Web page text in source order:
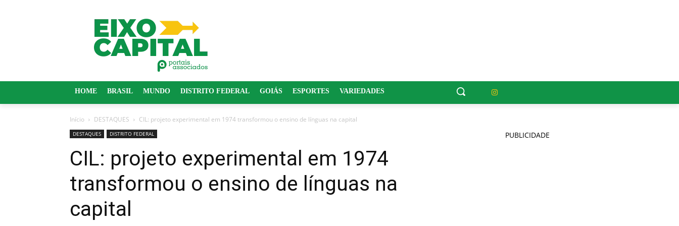
HOME BRASIL MUNDO DISTRITO FEDERAL GOIÁS ESPORTES VARIEDADES
Início DESTAQUES CIL: projeto experimental em 1974 transformou o ensino de línguas na capital
DESTAQUES DISTRITO FEDERAL
CIL: projeto experimental em 1974
transformou o ensino de línguas na
capital
PUBLICIDADE